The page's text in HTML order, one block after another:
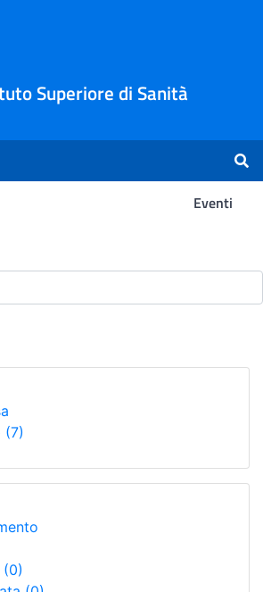
Superiore di Sanità
Eventi
Ricerca -
(7)
(0)